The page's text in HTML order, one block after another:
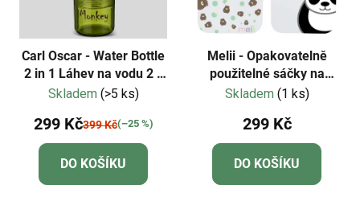
Carl Oscar - Water Bottle
2 in 1 Láhev na vodu 2 v
1 - limetková
Skladem (>5 ks)
299 Kč399 Kč(–25 %)
DO KOŠÍKU
Melii - Opakovatelně
použitelné sáčky na
svačinu 4ks-Panda,
Skladem (1 ks)
299 Kč
DO KOŠÍKU